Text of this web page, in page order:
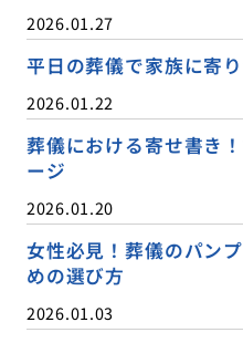
2026.01.27
平日の葬儀で家族に寄
2026.01.22
葬儀における寄せ書き
ージ
2026.01.20
女性必見！葬儀のパン
めの選び方
2026.01.03